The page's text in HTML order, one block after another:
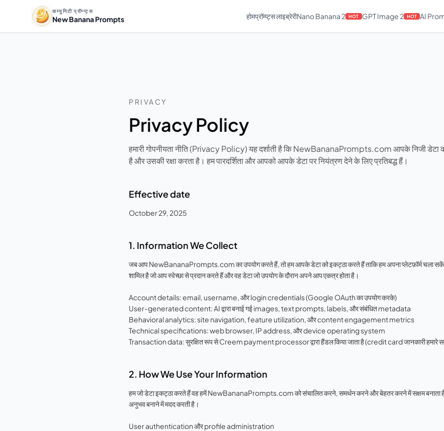
कम्युनिटी प्रॉम्प्ट्स
New Banana Prompts होमप्रॉम्प्ट्स लाइब्रेरीNano Banana 2 HOT GPT Image 2 HOT AI
PRIVACY
Privacy Policy
हमारी गोपनीयता नीति (Privacy Policy) यह दर्शाती है कि NewBananaPrompts.com आपके निजी डेटा
है और उसकी रक्षा करता है। हम पारदर्शिता और आपको आपके डेटा पर नियंत्रण देने के लिए प्रतिबद्ध हैं।
Effective date
October 29, 2025
1. Information We Collect
जब आप NewBananaPrompts.com का उपयोग करते हैं, तो हम आपके डेटा को इकट्ठा करते हैं ताकि हम अपना प्लेटफ़ॉर्म चला
शामिल है जो आप स्वेच्छा से प्रदान करते हैं और वह डेटा जो उपयोग के दौरान अपने आप एकत्र होता है।
Account details: email, username, और login credentials (Google OAuth का उपयोग करके)
User-generated content: AI द्वारा बनाई गई images, text prompts, labels, और संबंधित metadata
Behavioral analytics: site navigation, feature utilization, और content engagement metrics
Technical specifications: web browser, IP address, और device operating system
Transaction data: सुरक्षित रूप से Creem payment processor द्वारा हैंडल किया जाता है (credit card जानकारी हमारे
2. How We Use Your Information
हम जो डेटा इकट्ठा करते हैं वह हमें NewBananaPrompts.com को संचालित करने, समर्थन करने और बेहतर करने में सक्षम बनाता
अनुभव बनाने में मदद करती है।
User authentication और profile administration